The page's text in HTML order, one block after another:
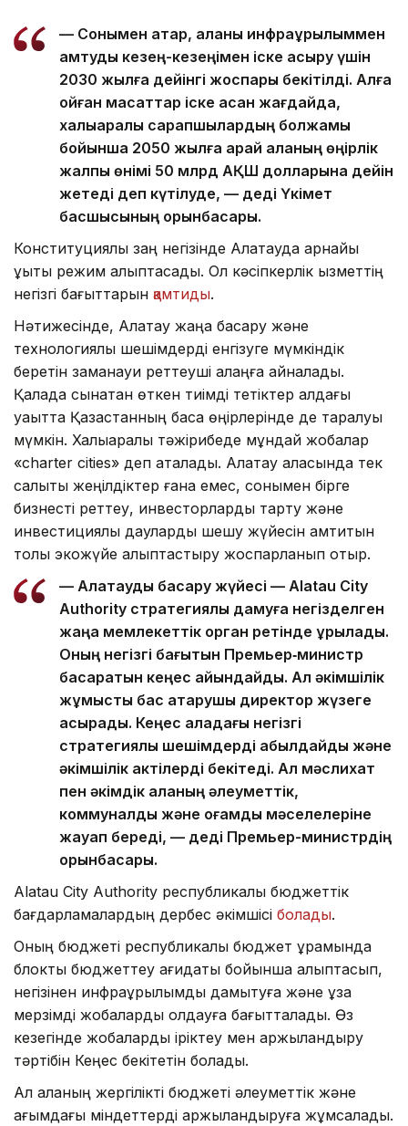
— Сонымен қатар, қаланы инфрақұрылыммен
қамтуды кезең-кезеңімен іске асыру үшін
2030 жылға дейінгі жоспары бекітілді. Алға
қойған мақсаттар іске асқан жағдайда,
халықаралық сарапшылардың болжамы
бойынша 2050 жылға қарай қаланың өңірлік
жалпы өнімі 50 млрд АҚШ долларына дейін
жетеді деп күтілуде, — деді Үкімет
басшысының орынбасары.
Конституциялық заң негізінде Алатауда арнайы
құқықтық режим қалыптасады. Ол кәсіпкерлік қызметтің
негізгі бағыттарын қамтиды.
Нәтижесінде, Алатау жаңа басқару және
технологиялық шешімдерді енгізуге мүмкіндік
беретін заманауи реттеуші алаңға айналады.
Қалада сынақтан өткен тиімді тетіктер алдағы
уақытта Қазақстанның басқа өңірлерінде де таралуы
мүмкін. Халықаралық тәжірибеде мұндай жобалар
«charter cities» деп аталады. Алатау қаласында тек
салықтық жеңілдіктер ғана емес, сонымен бірге
бизнесті реттеу, инвесторларды тарту және
инвестициялық дауларды шешу жүйесін қамтитын
толық экожүйе қалыптастыру жоспарланып отыр.
— Алатауды басқару жүйесі — Alatau City
Authority стратегиялық дамуға негізделген
жаңа мемлекеттік орган ретінде құрылады.
Оның негізгі бағытын Премьер‑министр
басқаратын кеңес айқындайды. Ал әкімшілік
жұмысты бас атқарушы директор жүзеге
асырады. Кеңес қаладағы негізгі
стратегиялық шешімдерді қабылдайды және
әкімшілік актілерді бекітеді. Ал мәслихат
пен әкімдік қаланың әлеуметтік,
коммуналдық және қоғамдық мәселелеріне
жауап береді, — деді Премьер-министрдің
орынбасары.
Alatau City Authority республикалық бюджеттік
бағдарламалардың дербес әкімшісі болады.
Оның бюджеті республикалық бюджет құрамында
блоктық бюджеттеу қағидаты бойынша қалыптасып,
негізінен инфрақұрылымды дамытуға және ұзақ
мерзімді жобаларды қолдауға бағытталады. Өз
кезегінде жобаларды іріктеу мен қаржыландыру
тәртібін Кеңес бекітетін болады.
Ал қаланың жергілікті бюджеті әлеуметтік және
ағымдағы міндеттерді қаржыландыруға жұмсалады.